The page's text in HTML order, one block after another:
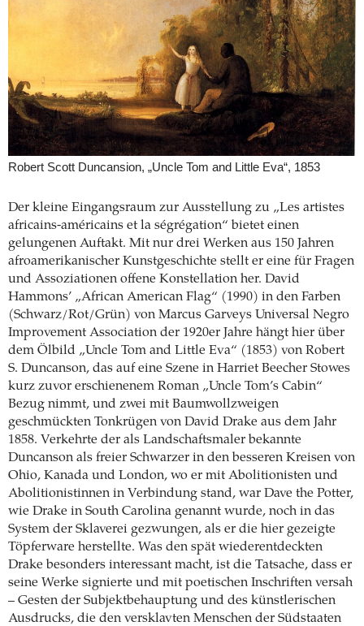
Robert Scott Duncansion, „Uncle Tom and Little Eva“, 1853
Der kleine Eingangsraum zur Ausstellung zu „Les artistes
africains-américains et la ségrégation“ bietet einen
gelungenen Auftakt. Mit nur drei Werken aus 150 Jahren
afroamerikanischer Kunstgeschichte stellt er eine für Fragen
und Assoziationen offene Konstellation her. David
Hammons’ „African American Flag“ (1990) in den Farben
(Schwarz/Rot/Grün) von Marcus Garveys Universal Negro
Improvement Association der 1920er Jahre hängt hier über
dem Ölbild „Uncle Tom and Little Eva“ (1853) von Robert
S. Duncanson, das auf eine Szene in Harriet Beecher Stowes
kurz zuvor erschienenem Roman „Uncle Tom’s Cabin“
Bezug nimmt, und zwei mit Baumwollzweigen
geschmückten Tonkrügen von David Drake aus dem Jahr
1858. Verkehrte der als Landschaftsmaler bekannte
Duncanson als freier Schwarzer in den besseren Kreisen von
Ohio, Kanada und London, wo er mit Abolitionisten und
Abolitionistinnen in Verbindung stand, war Dave the Potter,
wie Drake in South Carolina genannt wurde, noch in das
System der Sklaverei gezwungen, als er die hier gezeigte
Töpferware herstellte. Was den spät wiederentdeckten
Drake besonders interessant macht, ist die Tatsache, dass er
seine Werke signierte und mit poetischen Inschriften versah
– Gesten der Subjektbehauptung und des künstlerischen
Ausdrucks, die den versklavten Menschen der Südstaaten